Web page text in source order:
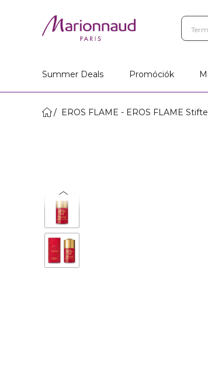
Summer Deals Promóciók
EROS FLAME - EROS FLAME